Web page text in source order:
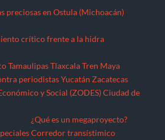
preciosas en Ostula (Michoacán)
crítico frente a la hidra
Tamaulipas Tlaxcala Tren Maya
periodistas Yucatán Zacatecas
y Social (ZODES) Ciudad de
¿Qué es un megaproyecto?
Corredor transístimico